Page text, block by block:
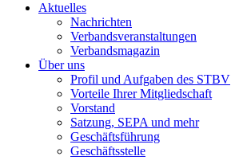
Aktuelles
Nachrichten
Verbandsveranstaltungen
Verbandsmagazin
Über uns
Profil und Aufgaben des STBV
Vorteile Ihrer Mitgliedschaft
Vorstand
Satzung, SEPA und mehr
Geschäftsführung
Geschäftsstelle